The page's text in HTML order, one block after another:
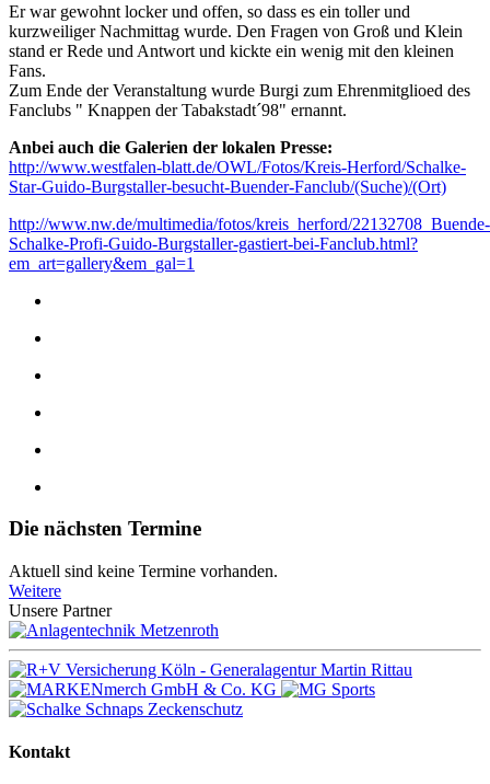
Er war gewohnt locker und offen, so dass es ein toller und
kurzweiliger Nachmittag wurde. Den Fragen von Groß und Klein
stand er Rede und Antwort und kickte ein wenig mit den kleinen
Fans.
Zum Ende der Veranstaltung wurde Burgi zum Ehrenmitglioed des
Fanclubs " Knappen der Tabakstadt´98" ernannt.
Anbei auch die Galerien der lokalen Presse:
http://www.westfalen-blatt.de/OWL/Fotos/Kreis-Herford/Schalke-
Star-Guido-Burgstaller-besucht-Buender-Fanclub/(Suche)/(Ort)
http://www.nw.de/multimedia/fotos/kreis_herford/22132708_Buende-
Schalke-Profi-Guido-Burgstaller-gastiert-bei-Fanclub.html?
em_art=gallery&em_gal=1
Die nächsten Termine
Aktuell sind keine Termine vorhanden.
Weitere
Unsere Partner
Kontakt